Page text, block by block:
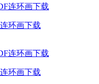
环画下载
环画下载